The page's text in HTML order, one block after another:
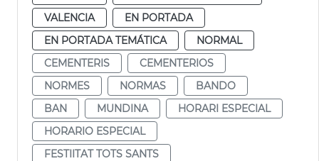
VALENCIA
EN PORTADA
EN PORTADA TEMÁTICA
NORMAL
CEMENTERIS
CEMENTERIOS
NORMES
NORMAS
BANDO
BAN
MUNDINA
HORARI ESPECIAL
HORARIO ESPECIAL
FESTIITAT TOTS SANTS